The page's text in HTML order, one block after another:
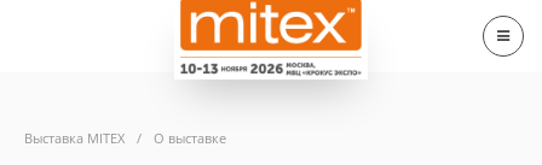
Выставка MITEX / О выставке